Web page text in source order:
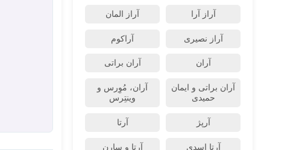
آراز آرا آراز المان
آراز نصیری آراکوم
آران آران براتی
آران براتی و ایمان
حمیدی
آران، مُوِرس و
وینتِرس
آرپژ آرتا
آرتا اسدی آرتا و سارن